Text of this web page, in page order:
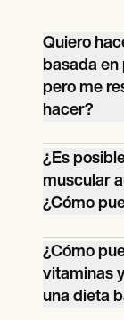
Quiero
basada
pero me
hacer?
Puede
poco
que
poco y
tipos de
pasen las
se
¿Es
muscular
¿Cómo
Sí, es
mientras
plantas.
tofu y el
¿Cómo
vitaminas
una dieta